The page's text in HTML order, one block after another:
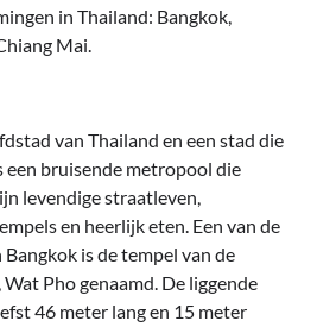
in Thailand: Bangkok,
Mai.
van Thailand en een stad die
een bruisende metropool die
levendige straatleven,
en heerlijk eten. Een van de
is de tempel van de
Pho genaamd. De liggende
46 meter lang en 15 meter